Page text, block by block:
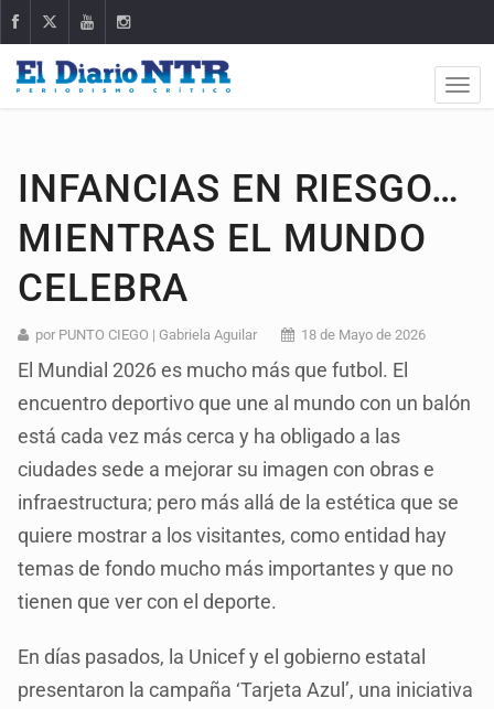
INFANCIAS EN RIESGO…
MIENTRAS EL MUNDO
CELEBRA
por PUNTO CIEGO | Gabriela Aguilar 18 de Mayo de 2026
El Mundial 2026 es mucho más que futbol. El
encuentro deportivo que une al mundo con un balón
está cada vez más cerca y ha obligado a las
ciudades sede a mejorar su imagen con obras e
infraestructura; pero más allá de la estética que se
quiere mostrar a los visitantes, como entidad hay
temas de fondo mucho más importantes y que no
tienen que ver con el deporte.
En días pasados, la Unicef y el gobierno estatal
presentaron la campaña ‘Tarjeta Azul’, una iniciativa